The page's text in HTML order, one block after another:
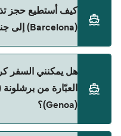
برشلونة (Barcelona) إلى جنوة (Genoa).
كيف أستطيع حجز
(Barcelona) إلى جنوة (Genoa)؟
صفحة العروض لمعرفة
هل يمكنني السفر
(Genoa)؟